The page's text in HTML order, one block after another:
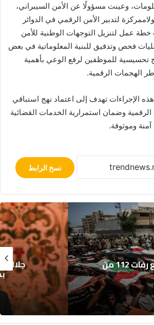
وعينت مسؤولًا عن الأمن السيبراني،
لتدبير الأمن الرقمي في الدوائر
خطة عمل لتنزيل التوجهات الوطنية للأمن
فحص وتدقيق للبنية المعلوماتية في بعض
تحسيسية للموظفين لرفع الوعي بأهمية
الهجمات الرقمية.
الإجراءات تهدف إلى اعتماد نهج استباقي
الرقمية وضمان استمرارية الخدمات القضائية
وموثوقة.
نسخ الرابط
سياسة
يهنئ رئيس جمهورية النيجر
العيد الوطني لبلاده